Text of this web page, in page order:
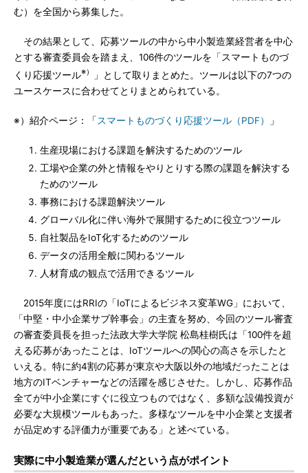
む）を全国から募集した。
その結果として、応募ツールの中から中小製造業経営者を中心
とする審査委員会を踏まえ、106件のツールを「スマートものづ
くり応援ツール※）
」として取りまとめた。ツールは以下の7つの
ユースケースに合わせてとりまとめられている。
※）紹介ページ：「スマートものづくり応援ツール（PDF） 」
生産現場における課題を解決するためのツール
工場や企業の外と情報をやりとりする際の課題を解決する
ためのツール
事務における課題解決ツール
グローバル化に伴い海外で展開するために役立つツール
自社製品をIoT化するためのツール
データの活用全般に関わるツール
人材育成の観点で活用できるツール
2015年度にはRRIの「IoTによるビジネス変革WG」において、
「中堅・中小企業サブ幹事会」の主査を努め、今回のツール審査
の審査委員長を担った法政大学大学院 松島桂樹氏は「100件を超
える応募があったことは、IoTツールへの関心の高さを示したと
いえる。特に約4割の応募が東京や大阪以外の地域だったことは
地方のITベンチャーなどの活躍を感じさせた。しかし、応募作品
全てが中小企業にすぐに役立つものではなく、多額な設備投資が
必要な大規模ツールもあった。多様なツールを中小企業と支援者
が品定めする評価力が重要である」と述べている。
実際に中小製造業が選んだという点がポイント